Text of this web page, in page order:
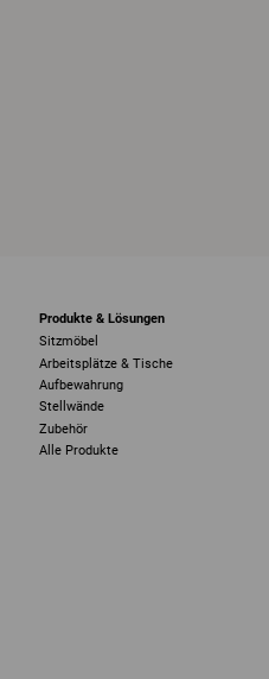
Produkte & Lösungen
Sitzmöbel
Arbeitsplätze & Tische
Aufbewahrung
Stellwände
Zubehör
Alle Produkte